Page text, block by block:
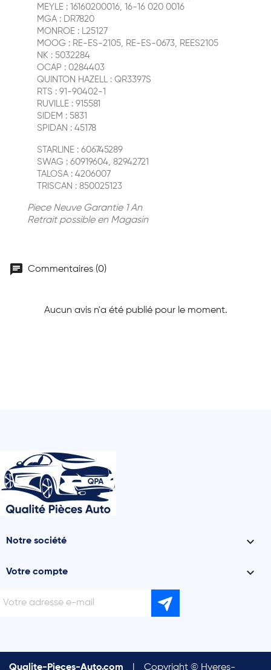
MEYLE : 16160200016, 16-16 020 0016
MGA : DR7820
MONROE : L25127
MOOG : RE-ES-2105, RE-ES-0673, REES2105
NK : 5032284
OCAP : 0284403
QUINTON HAZELL : QR3397S
RTS : 91-90402-1
RUVILLE : 915581
SIDEM : 5831
SPIDAN : 45178
STARLINE : 606745289
SWAG : 60919604, 82942721
TALOSA : 4206007
TRISCAN : 850025123
Piece Neuve Garantie 1 An
Retrait possible en Magasin
chat Commentaires (0)
Aucun avis n'a été publié pour le moment.
Notre société 
Votre compte 
Qualite-Pieces-Auto.com Copyright © Hyeres-